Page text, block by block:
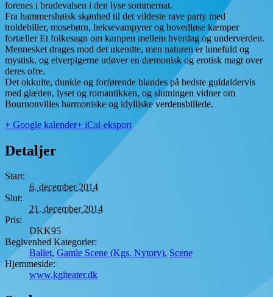
forenes i brudevalsen i den lyse sommernat.
Fra hammershøisk skønhed til det vildeste rave party med
troldebiller, mosebørn, heksevampyrer og hovedløse kæmper
fortæller Et folkesagn om kampen mellem hverdag og underverden.
Mennesket drages mod det ukendte, men naturen er lunefuld og
mystisk, og elverpigerne udøver en dæmonisk og erotisk magt over
deres ofre.
Det okkulte, dunkle og forførende blandes på bedste guldaldervis
med glæden, lyset og romantikken, og slutningen vidner om
Bournonvilles harmoniske og idylliske verdensbillede.
+ Google kalender+ iCal-eksport
Detaljer
Start:
6. december 2014
Slut:
21. december 2014
Pris:
DKK95
Begivenhed Kategorier:
Ballet, Gamle Scene (Kgs. Nytorv), Scene
Hjemmeside:
www.kglteater.dk